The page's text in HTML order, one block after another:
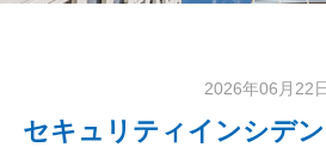
2026年06月22日
セキュリティインシデ